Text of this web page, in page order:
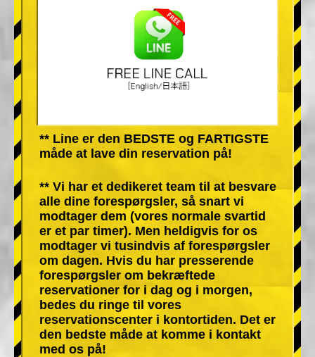
** Line er den BEDSTE og FARTIGSTE
måde at lave din reservation på!
** Vi har et dedikeret team til at besvare
alle dine forespørgsler, så snart vi
modtager dem (vores normale svartid
er et par timer). Men heldigvis for os
modtager vi tusindvis af forespørgsler
om dagen. Hvis du har presserende
forespørgsler om bekræftede
reservationer for i dag og i morgen,
bedes du ringe til vores
reservationscenter i kontortiden. Det er
den bedste måde at komme i kontakt
med os på!